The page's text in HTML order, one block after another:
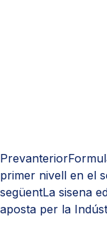
Prevanterior
primer nivell en el
següentLa sisena
aposta per la